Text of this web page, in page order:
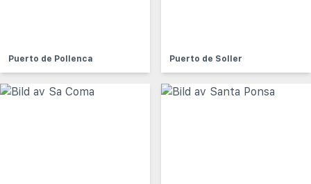
Puerto de Pollenca Puerto de Soller